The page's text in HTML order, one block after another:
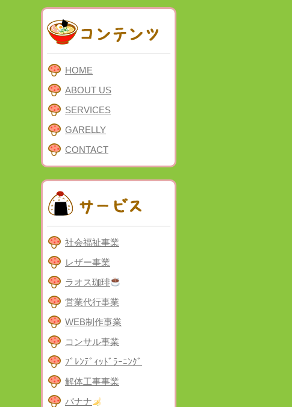
HOME
ABOUT US
SERVICES
GARELLY
CONTACT
社会福祉事業
レザー事業
ラオス珈琲
営業代行事業
WEB制作事業
コンサル事業
ﾌﾞﾚﾝﾃﾞｨｯﾄﾞﾗｰﾆﾝｸﾞ
解体工事事業
バナナ